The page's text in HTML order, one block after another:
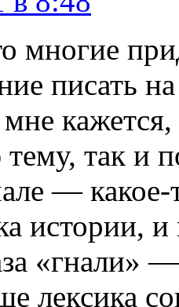
многие
писать
так и
— какое-
истории,
«гнали»
лексика